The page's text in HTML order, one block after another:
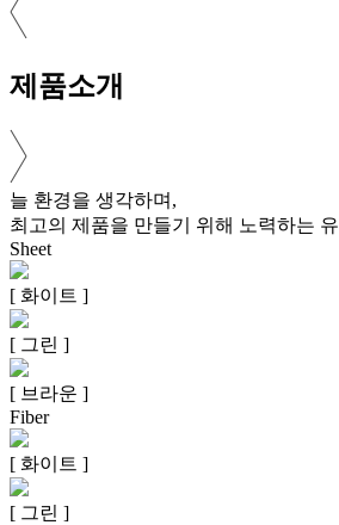
제품소개
늘 환경을 생각하며,
최고의 제품을 만들기 위해 노력하는
Sheet
[ 화이트 ]
[ 그린 ]
[ 브라운 ]
Fiber
[ 화이트 ]
[ 그린 ]